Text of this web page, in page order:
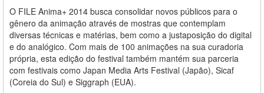
O FILE Anima+ 2014 busca consolidar novos públicos para o
gênero da animação através de mostras que contemplam
diversas técnicas e matérias, bem como a justaposição do digital
e do analógico. Com mais de 100 animações na sua curadoria
própria, esta edição do festival também mantém sua parceria
com festivais como Japan Media Arts Festival (Japão), Sicaf
(Coreia do Sul) e Siggraph (EUA).